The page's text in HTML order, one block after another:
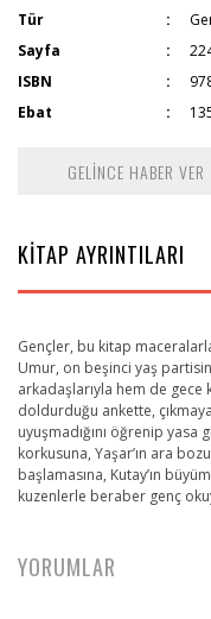
Tür
Sayfa
ISBN
Ebat
GELİNCE HABER VER
KİTAP AYRINTILARI
Gençler, bu kitap
Umur, on beşinci yaş
arkadaşlarıyla hem de gece
doldurduğu ankette,
uyuşmadığını öğrenip yasa
korkusuna, Yaşar’ın ara
başlamasına, Kutay’ın
kuzenlerle beraber genç
YORUMLAR